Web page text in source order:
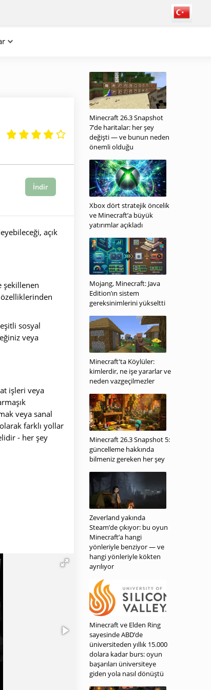
İndir
açık
şekillenen
sosyal
veya
işleri veya
veya sanal
farklı yollar
- her şey
Minecraft 26.3 Snapshot
7’de haritalar: her şey
değişti — ve bunun neden
önemli olduğu
Xbox dört stratejik öncelik
ve Minecraft’a büyük
yatırımlar açıkladı
Mojang, Minecraft: Java
Edition’ın sistem
gereksinimlerini yükseltti
Minecraft'ta Köylüler:
kimlerdir, ne işe yararlar ve
neden vazgeçilmezler
Minecraft 26.3 Snapshot 5:
güncelleme hakkında
bilmeniz gereken her şey
Zeverland yakında
Steam’de çıkıyor: bu oyun
Minecraft’a hangi
yönleriyle benziyor — ve
hangi yönleriyle kökten
ayrılıyor
Minecraft ve Elden Ring
sayesinde ABD’de
üniversiteden yıllık 15.000
dolara kadar burs: oyun
başarıları üniversiteye
giden yola nasıl dönüştü